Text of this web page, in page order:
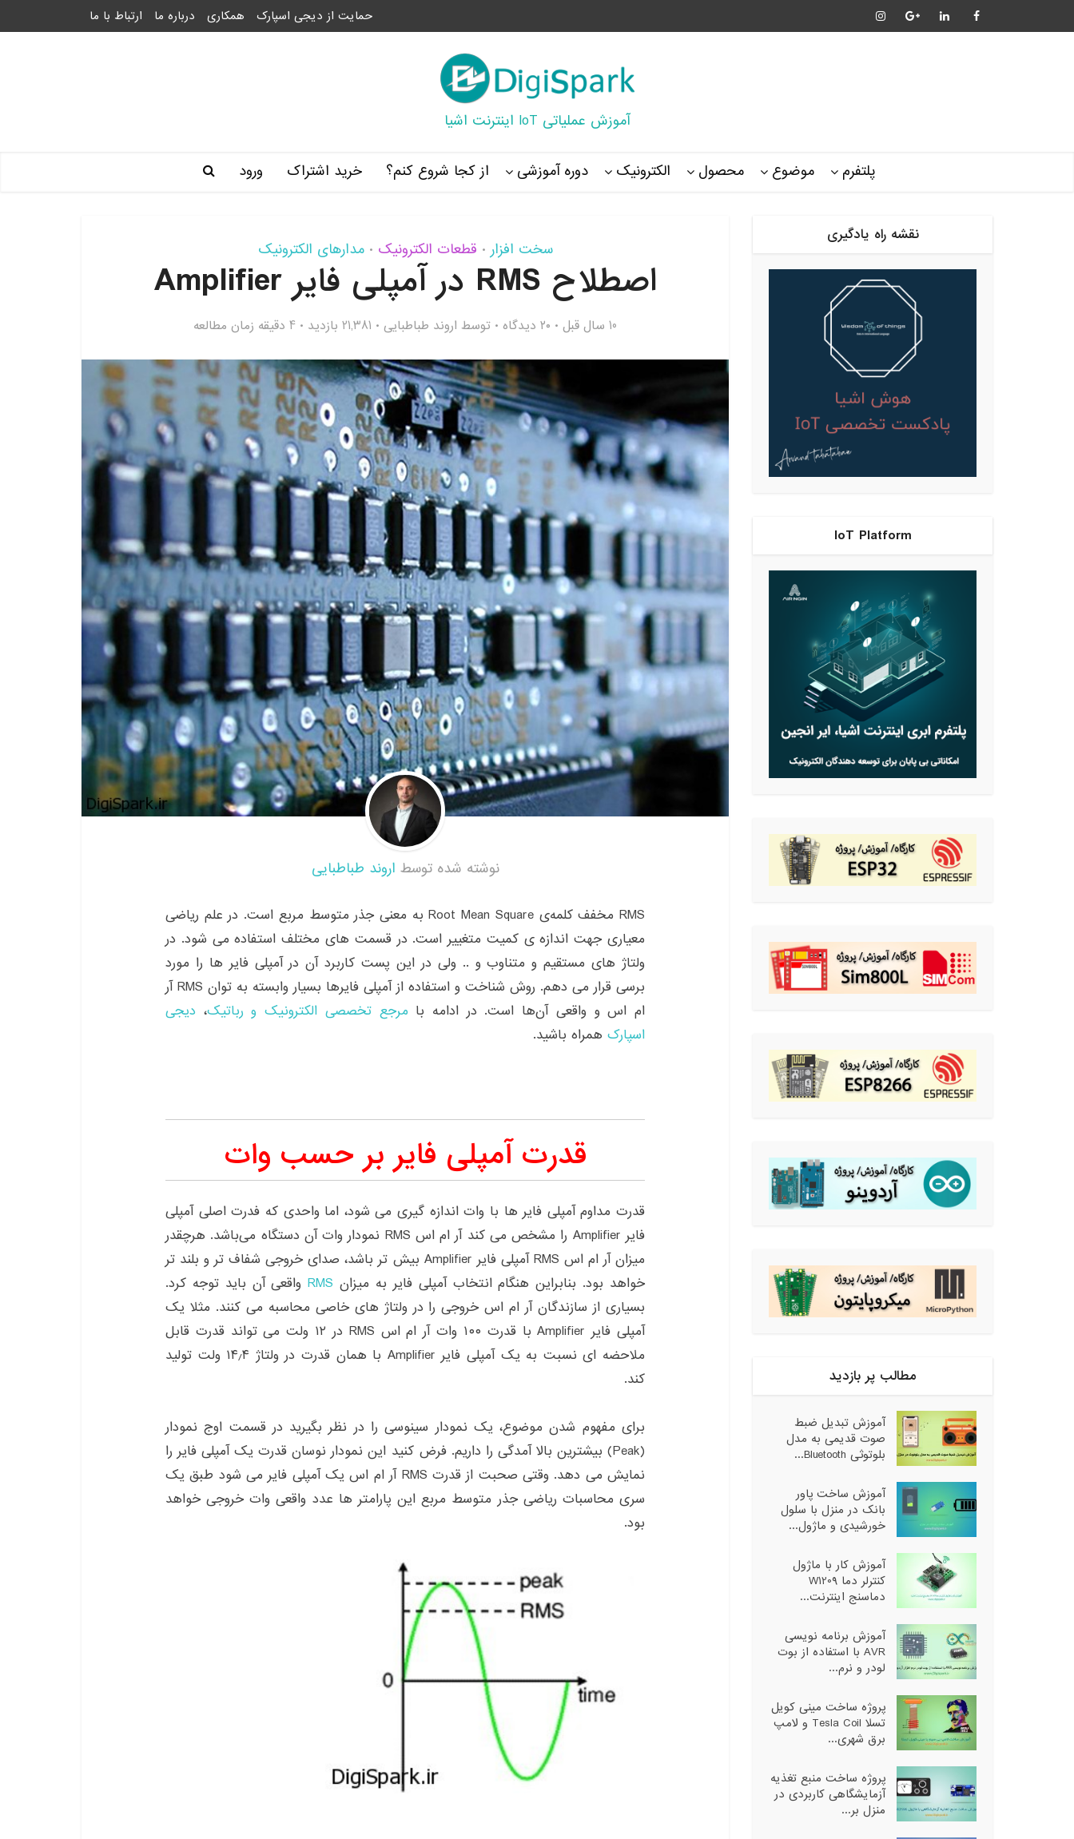
حمایت از دیجی اسپارک همکاری درباره ما ارتباط با ما
آموزش عملیاتی IoT اینترنت اشیا
پلتفرم موضوع محصول الکترونیک دوره آموزشی از کجا شروع کنم؟ خرید اشتراک ورود
سخت افزار • قطعات الکترونیک • مدارهای الکترونیک
اصطلاح RMS در آمپلی فایر Amplifier
10 سال قبل ۲۰ دیدگاه توسط اروند طباطبایی 21,381 بازدید 4 دقیقه زمان مطالعه
نوشته شده توسط اروند طباطبایی
RMS مخفف کلمه‌ی Root Mean Square به معنی جذر متوسط مربع است. در علم ریاضی
معیاری جهت اندازه ی کمیت متغییر است. در قسمت های مختلف استفاده می شود. در
ولتاژ های مستقیم و متناوب و .. ولی در این پست کاربرد آن در آمپلی فایر ها را مورد
برسی قرار می دهم. روش شناخت و استفاده از آمپلی فایرها بسیار وابسته به توان RMS آر
ام اس و واقعی آن‌ها است. در ادامه با مرجع تخصصی الکترونیک و رباتیک، دیجی
اسپارک همراه باشید.
قدرت آمپلی فایر بر حسب وات
قدرت مداوم آمپلی فایر ها با وات اندازه گیری می شود، اما واحدی که فدرت اصلی آمپلی
فایر Amplifier را مشخص می کند آر ام اس RMS نمودار وات آن دستگاه می‌باشد. هرچقدر
میزان آر ام اس RMS آمپلی فایر Amplifier بیش تر باشد، صدای خروجی شفاف تر و بلند تر
خواهد بود. بنابراین هنگام انتخاب آمپلی فایر به میزان RMSواقعی آن باید توجه کرد.
بسیاری از سازندگان آر ام اس خروجی را در ولتاژ های خاصی محاسبه می کنند. مثلا یک
آمپلی فایر Amplifier با قدرت ۱۰۰ وات آر ام اس RMS در ۱۲ ولت می تواند قدرت قابل
ملاحضه ای نسبت به یک آمپلی فایر Amplifier با همان قدرت در ولتاژ ۱۴٫۴ ولت تولید
کند.
برای مفهوم شدن موضوع، یک نمودار سینوسی را در نظر بگیرید در قسمت اوج نمودار
(Peak) بیشترین بالا آمدگی را داریم. فرض کنید این نمودار نوسان قدرت یک آمپلی فایر را
نمایش می دهد. وقتی صحبت از قدرت RMS آر ام اس یک آمپلی فایر می شود طبق یک
سری محاسبات ریاضی جذر متوسط مربع این پارامتر ها عدد واقعی وات خروجی خواهد
بود.
نقشه راه یادگیری
IoT Platform
مطالب پر بازدید
آموزش تبدیل ضبط
صوت قدیمی به مدل
بلوتوثی Bluetooth...
آموزش ساخت پاور
بانک در منزل با سلول
خورشیدی و ماژول...
آموزش کار با ماژول
کنترلر دما W1209
دماسنج اینترنت...
آموزش برنامه نویسی
AVR با استفاده از بوت
لودر و نرم...
پروژه ساخت مینی کویل
تسلا Tesla Coil و لامپ
برق شهری...
پروژه ساخت منبع تغذیه
آزمایشگاهی کاربردی در
منزل بر...